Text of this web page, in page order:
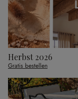
Herbst 2026
Gratis bestellen